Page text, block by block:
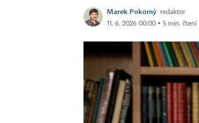
Marek Pokorný
redaktor
11. 6. 2026 00:00 ▪ 5 min. čtení